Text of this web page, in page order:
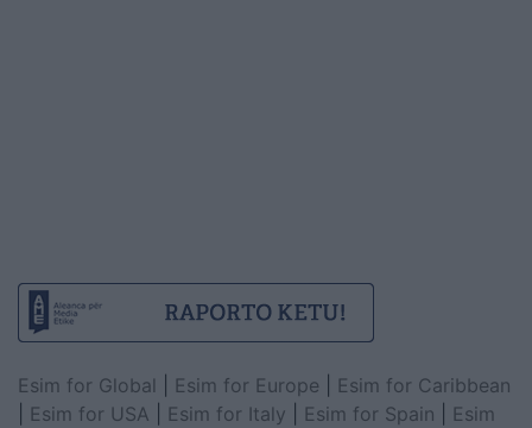
Esim for Global Esim for Europe
Esim for Caribbean
Esim for USA Esim for Italy Esim for Spain
Esim